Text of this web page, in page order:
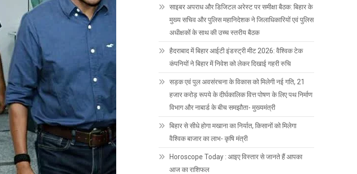
साइबर अपराध और डिजिटल अरेस्ट पर समीक्षा बैठक: बिहार के
मुख्य सचिव और पुलिस महानिदेशक ने जिलाधिकारियों एवं पुलिस
अधीक्षकों के साथ की उच्च स्तरीय बैठक
हैदराबाद में बिहार आईटी इंडस्ट्री मीट 2026: वैश्विक टेक
कंपनियों ने बिहार में निवेश को लेकर दिखाई गहरी रुचि
सड़क एवं पुल अवसंरचना के विकास को मिलेगी नई गति, 21
हजार करोड़ रूपये के दीर्घकालिक वित्त पोषण के लिए पथ निर्माण
विभाग और नाबार्ड के बीच समझौता- मुख्यमंत्री
बिहार से सीधे होगा मखाना का निर्यात, किसानों को मिलेगा
वैश्विक बाजार का लाभ- कृषि मंत्री
Horoscope Today : आइए विस्तार से जानते हैं आपका
आज का राशिफल